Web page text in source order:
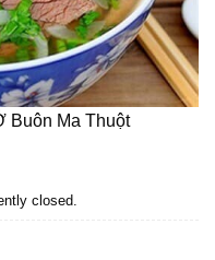
Buôn Ma Thuột
closed.